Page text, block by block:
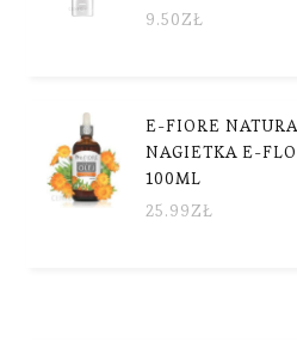
9.50ZŁ
E-FIORE
NAGIETKA E-
100ML
25.99ZŁ